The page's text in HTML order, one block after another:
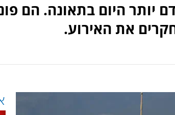
יותר היום בתאונה. הם
את האירוע.